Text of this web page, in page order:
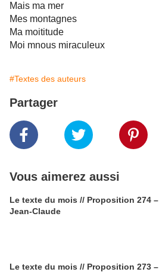
Mais ma mer
Mes montagnes
Ma moititude
Moi mnous miraculeux
#Textes des auteurs
Partager
Vous aimerez aussi
Le texte du mois // Proposition 274 –
Jean-Claude
Le texte du mois // Proposition 273 –